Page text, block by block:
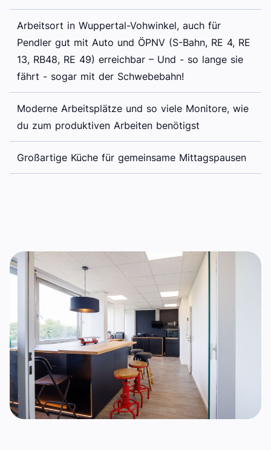
Arbeitsort in Wuppertal-Vohwinkel, auch für
Pendler gut mit Auto und ÖPNV (S-Bahn, RE 4, RE
13, RB48, RE 49) erreichbar – Und - so lange sie
fährt - sogar mit der Schwebebahn!
Moderne Arbeitsplätze und so viele Monitore, wie
du zum produktiven Arbeiten benötigst
Großartige Küche für gemeinsame Mittagspausen